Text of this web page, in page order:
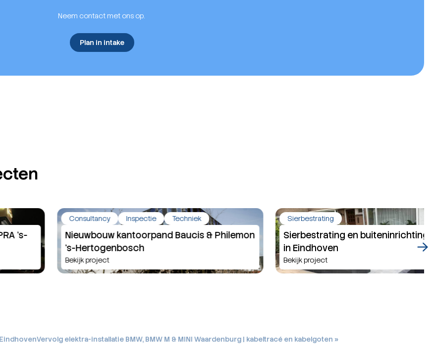
Neem contact met ons op.
Plan in intake
Consultancy Inspectie Techniek
Nieuwbouw kantoorpand Baucis & Philemon
‘s-Hertogenbosch
Bekijk project
Sierbestrating
Sierbestrating en buiteninrichting op maat
in Eindhoven
Bekijk project
Vervolg elektra-installatie BMW, BMW M & MINI Waardenburg | kabeltracé en kabelgoten »